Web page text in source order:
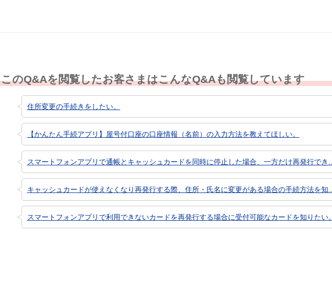
このQ&Aを閲覧したお客さまはこんなQ&Aも閲覧しています
住所変更の手続きをしたい。
【かんたん手続アプリ】屋号付口座の口座情報（名前）の入力方法を教えてほしい。
スマートフォンアプリで通帳とキャッシュカードを同時に停止した場合、一方だけ再発行でき...
キャッシュカードが使えなくなり再発行する際、住所・氏名に変更がある場合の手続方法を知...
スマートフォンアプリで利用できないカードを再発行する場合に受付可能なカードを知りたい。